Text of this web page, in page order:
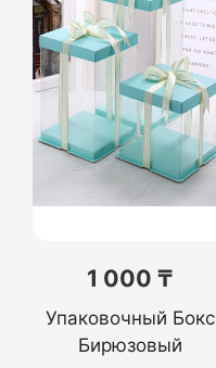
1 000 ₸
Упаковочный Бокс
Бирюзовый